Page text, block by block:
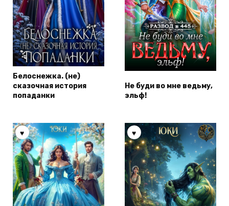
Белоснежка. (не)
сказочная история
попаданки
Не буди во мне ведьму,
эльф!